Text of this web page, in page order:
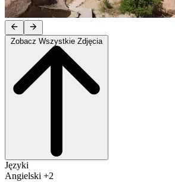
Języki
Angielski +2